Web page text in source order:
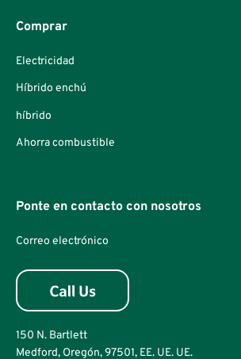
Comprar
Electricidad
Híbrido enchú
híbrido
Ahorra combustible
Ponte en contacto con nosotros
Correo electrónico
150 N. Bartlett
Medford, Oregón, 97501, EE. UE. UE.